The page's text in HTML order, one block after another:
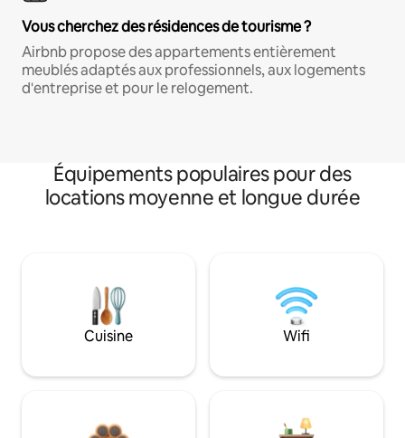
Vous cherchez des résidences de tourisme ?
Airbnb propose des appartements entièrement
meublés adaptés aux professionnels, aux logements
d'entreprise et pour le relogement.
Équipements populaires pour des
locations moyenne et longue durée
Cuisine Wifi